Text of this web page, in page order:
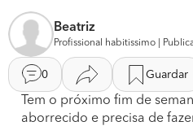
Beatriz
Profissional habitissimo |
0 Guardar
Tem o próximo fim de
aborrecido e precisa de